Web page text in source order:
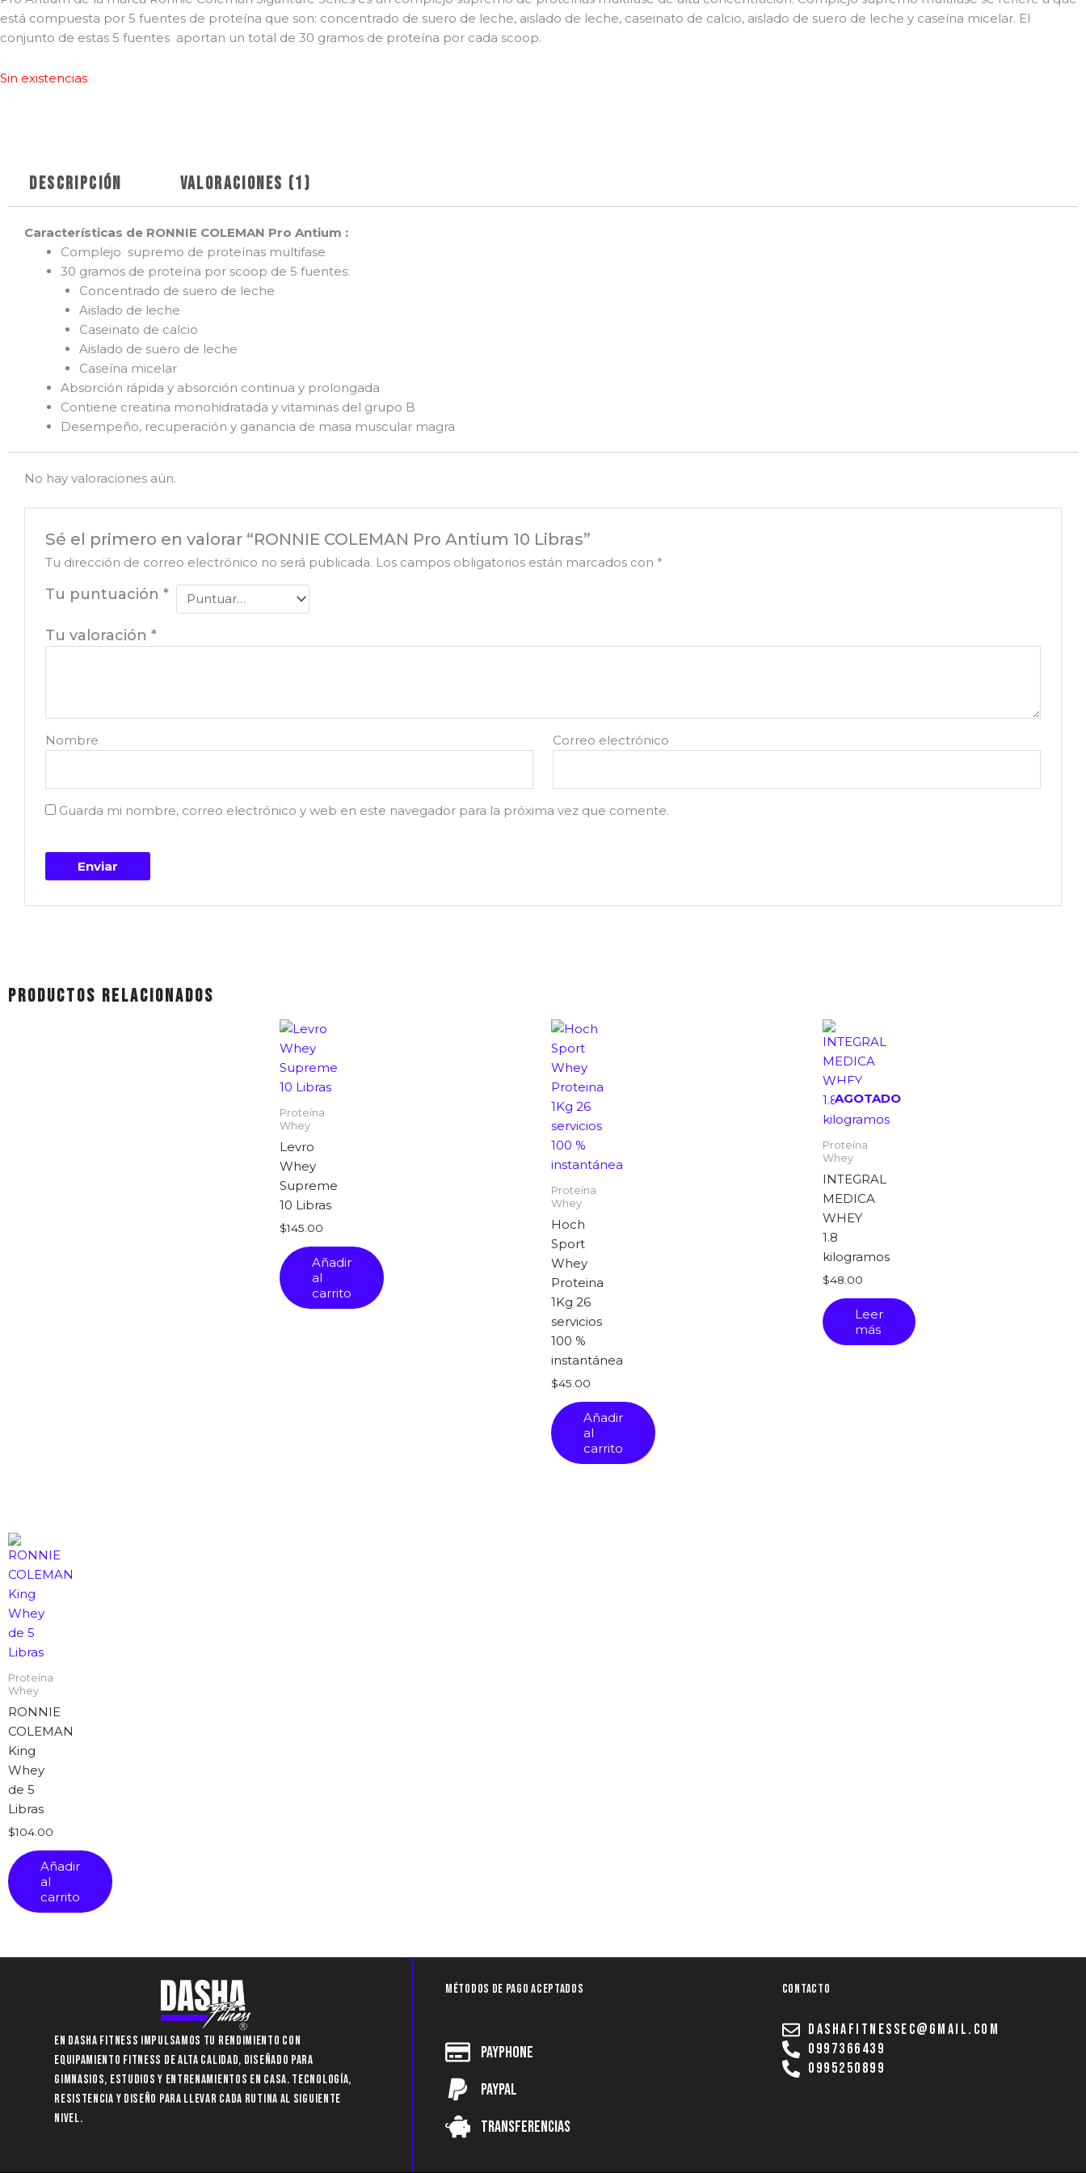
está compuesta por 5 fuentes de proteína que son: concentrado de suero de leche, aislado de leche, caseinato de calcio, aislado de suero de leche y caseína micelar. El
conjunto de estas 5 fuentes aportan un total de 30 gramos de proteína por cada scoop.
Sin existencias
Descripción Valoraciones (1)
Características de RONNIE COLEMAN Pro Antium :
Complejo supremo de proteínas multifase
30 gramos de proteína por scoop de 5 fuentes:
Concentrado de suero de leche
Aislado de leche
Caseinato de calcio
Aislado de suero de leche
Caseína micelar
Absorción rápida y absorción continua y prolongada
Contiene creatina monohidratada y vitaminas del grupo B
Desempeño, recuperación y ganancia de masa muscular magra
No hay valoraciones aún.
Sé el primero en valorar “RONNIE COLEMAN Pro Antium 10 Libras”
Tu dirección de correo electrónico no será publicada. Los campos obligatorios están marcados con *
Tu puntuación*
Tu valoración*
Nombre Correo electrónico
Guarda mi nombre, correo electrónico y web en este navegador para la próxima vez que comente.
Productos relacionados
Proteína
Whey
Levro
Whey
Supreme
10 Libras
$145.00
Añadir
al
carrito
Proteína
Whey
Hoch
Sport
Whey
Proteina
1Kg 26
servicios
100 %
instantánea
$45.00
Añadir
al
carrito
AGOTADO
Proteína
Whey
INTEGRAL
MEDICA
WHEY
1.8
kilogramos
$48.00
Leer
más
Proteína
Whey
RONNIE
COLEMAN
King
Whey
de 5
Libras
$104.00
Añadir
al
carrito
En Dasha Fitness impulsamos tu rendimiento con
equipamiento fitness de alta calidad, diseñado para
gimnasios, estudios y entrenamientos en casa. Tecnología,
resistencia y diseño para llevar cada rutina al siguiente
nivel.
Métodos de pago aceptados
Payphone
Paypal
Transferencias
Contacto
dashafitnessec@gmail.com
0997366439
0995250899